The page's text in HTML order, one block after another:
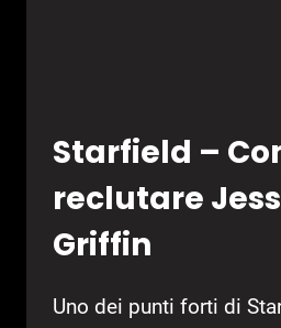
Starfield –
reclutare
Griffin
Uno dei punti forti di